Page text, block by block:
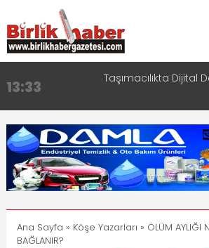
13:33 Taşımacılıkta Dijital
17:15
Aksaray OSB Bölge
16:00
Aksaray Esnaf Rehberi ile
8:23 Aksaray Esnaf
11:30
Birlikhaber.com Yayın
Ana Sayfa » Köşe Yazarları » ÖLÜM AYLIĞI
BAĞLANIR?